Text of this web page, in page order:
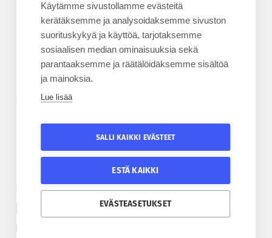
Käytämme sivustollamme evästeitä
kerätäksemme ja analysoidaksemme sivuston
suorituskykyä ja käyttöä, tarjotaksemme
sosiaalisen median ominaisuuksia sekä
parantaaksemme ja räätälöidäksemme sisältöä
ja mainoksia.
Lue lisää
SALLI KAIKKI EVÄSTEET
ESTÄ KAIKKI
EVÄSTEASETUKSET
BLOGIT
Kesäyliopiston blogi
TILAA UUTISKIRJE
Tilaa kesäyliopiston uutiskirje
Tilaa Epanetin uutiskirje
SEURAA KESÄYLIOPISTOA
Etelä-Pohjanmaan kesäyliopiston Facebook
SEURAA EPANETIA
Epanetin Twitter